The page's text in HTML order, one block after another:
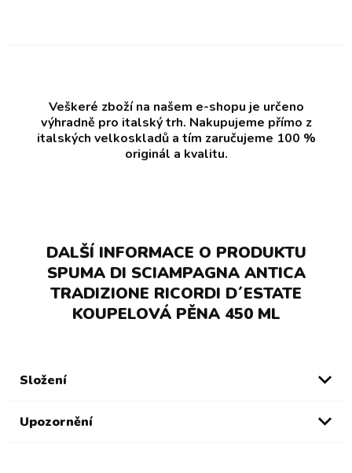
Veškeré zboží na našem e-shopu je určeno
výhradně pro italský trh. Nakupujeme přímo z
italských velkoskladů a tím zaručujeme 100 %
originál a kvalitu.
DALŠÍ INFORMACE O PRODUKTU
SPUMA DI SCIAMPAGNA ANTICA
TRADIZIONE RICORDI D´ESTATE
KOUPELOVÁ PĚNA 450 ML
Složení
Upozornění